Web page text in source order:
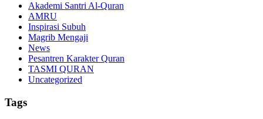
Akademi Santri Al-Quran
AMRU
Inspirasi Subuh
Magrib Mengaji
News
Pesantren Karakter Quran
TASMI QURAN
Uncategorized
Tags